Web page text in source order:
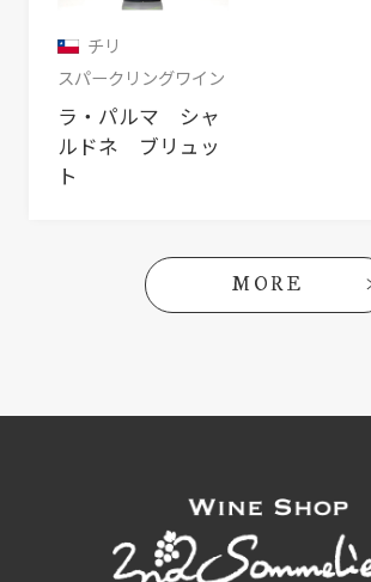
チリ
スパークリングワイン
ラ・パルマ シャ
ルドネ ブリュッ
ト
MORE